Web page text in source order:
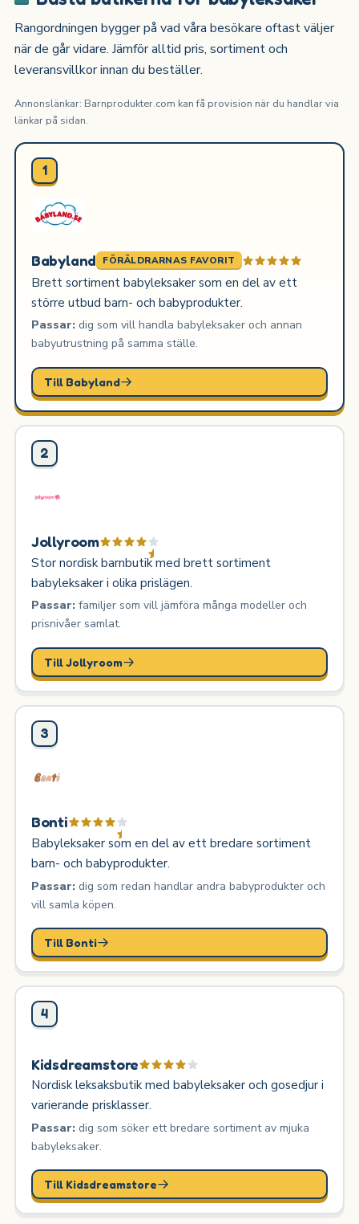
Rangordningen bygger på vad våra besökare oftast väljer
när de går vidare. Jämför alltid pris, sortiment och
leveransvillkor innan du beställer.
Annonslänkar: Barnprodukter.com kan få provision när du handlar via
länkar på sidan.
1
Babyland FÖRÄLDRARNAS FAVORIT
Brett sortiment babyleksaker som en del av ett
större utbud barn- och babyprodukter.
Passar:dig som vill handla babyleksaker och annan
babyutrustning på samma ställe.
Till Babyland
2
Jollyroom
Stor nordisk barnbutik med brett sortiment
babyleksaker i olika prislägen.
Passar:familjer som vill jämföra många modeller och
prisnivåer samlat.
Till Jollyroom
3
Bonti
Babyleksaker som en del av ett bredare sortiment
barn- och babyprodukter.
Passar:dig som redan handlar andra babyprodukter och
vill samla köpen.
Till Bonti
4
Kidsdreamstore
Nordisk leksaksbutik med babyleksaker och gosedjur i
varierande prisklasser.
Passar:dig som söker ett bredare sortiment av mjuka
babyleksaker.
Till Kidsdreamstore